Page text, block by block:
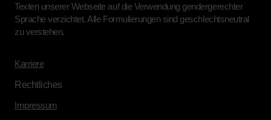
Texten unserer Webseite auf die Verwendung gendergerechter
Sprache verzichtet. Alle Formulierungen sind geschlechtsneutral
zu verstehen.
Karriere
Rechtliches
Impressum